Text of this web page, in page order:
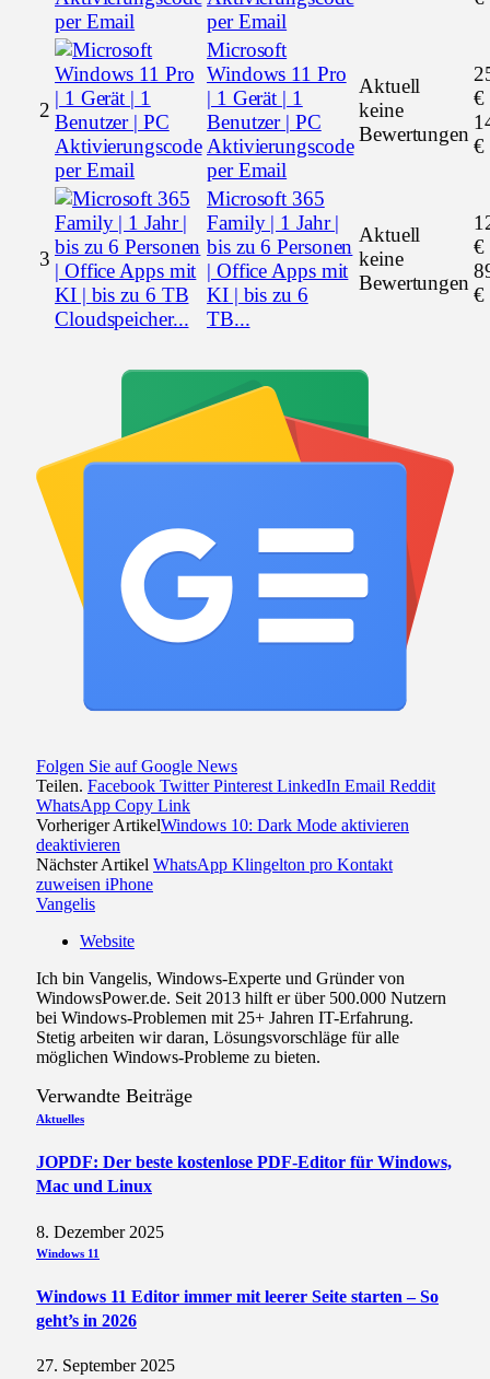
per Email
2
Microsoft
Windows 11 Pro
| 1 Gerät | 1
Benutzer | PC
Aktivierungscode
per Email
Aktuell
keine
Bewertungen
€
€
3
Microsoft 365
Family | 1 Jahr |
bis zu 6 Personen
| Office Apps mit
KI | bis zu 6
TB...
Aktuell
keine
Bewertungen
€
€
Folgen Sie auf Google News
Teilen. Facebook Twitter Pinterest LinkedIn Email Reddit
WhatsApp Copy Link
Vorheriger ArtikelWindows 10: Dark Mode aktivieren
deaktivieren
Nächster Artikel WhatsApp Klingelton pro Kontakt
zuweisen iPhone
Vangelis
Website
Ich bin Vangelis, Windows-Experte und Gründer von
WindowsPower.de. Seit 2013 hilft er über 500.000 Nutzern
bei Windows-Problemen mit 25+ Jahren IT-Erfahrung.
Stetig arbeiten wir daran, Lösungsvorschläge für alle
möglichen Windows-Probleme zu bieten.
Verwandte Beiträge
Aktuelles
JOPDF: Der beste kostenlose PDF-Editor für Windows,
Mac und Linux
8. Dezember 2025
Windows 11
Windows 11 Editor immer mit leerer Seite starten – So
geht’s in 2026
27. September 2025